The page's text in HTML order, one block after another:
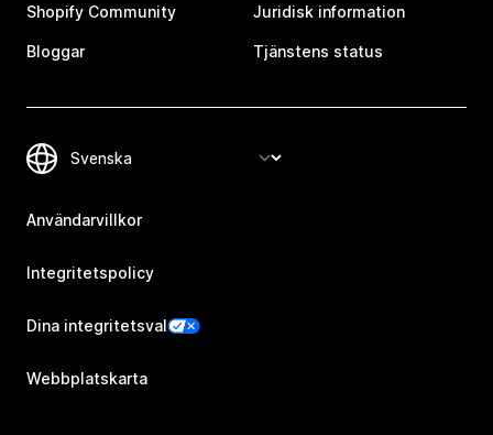
Shopify Community
Bloggar
Juridisk information
Tjänstens status
Användarvillkor
Integritetspolicy
Dina integritetsval
Webbplatskarta